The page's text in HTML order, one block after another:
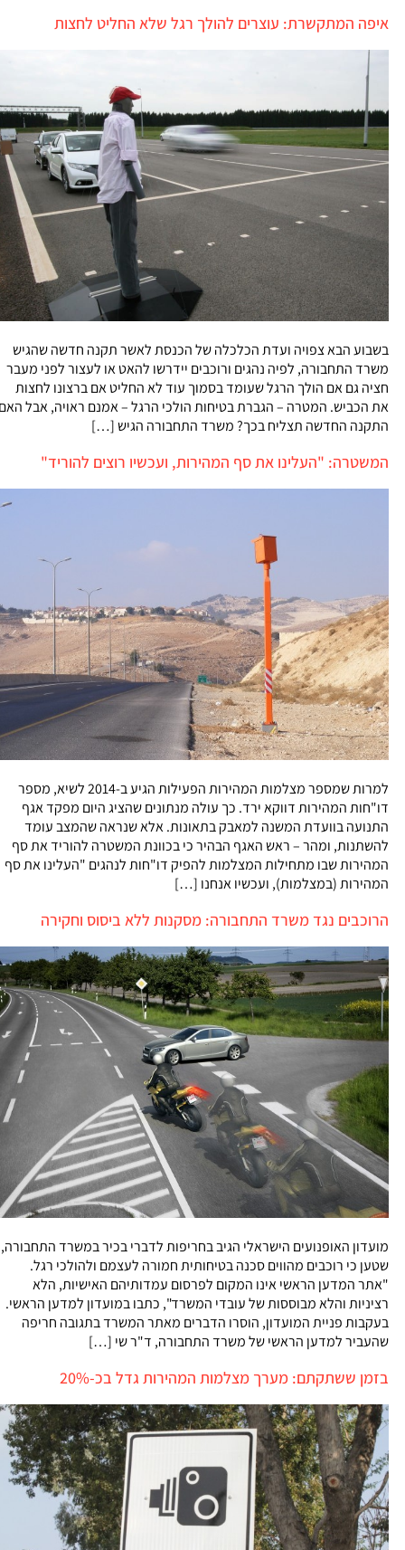
איפה המתקשרת: עוצרים להולך רגל שלא החליט לחצות
בשבוע הבא צפויה ועדת הכלכלה של הכנסת לאשר תקנה חדשה שהגיש
משרד התחבורה, לפיה נהגים ורוכבים יידרשו להאט או לעצור לפני מעבר
חציה גם אם הולך הרגל שעומד בסמוך עוד לא החליט אם ברצונו לחצות
את הכביש. המטרה – הגברת בטיחות הולכי הרגל – אמנם ראויה, אבל האם
התקנה החדשה תצליח בכך? משרד התחבורה הגיש […]
המשטרה: "העלינו את סף המהירות, ועכשיו רוצים להוריד"
למרות שמספר מצלמות המהירות הפעילות הגיע ב-2014 לשיא, מספר
דו"חות המהירות דווקא ירד. כך עולה מנתונים שהציג היום מפקד אגף
התנועה בוועדת המשנה למאבק בתאונות. אלא שנראה שהמצב עומד
להשתנות, ומהר – ראש האגף הבהיר כי בכוונת המשטרה להוריד את סף
המהירות שבו מתחילות המצלמות להפיק דו"חות לנהגים "העלינו את סף
המהירות (במצלמות), ועכשיו אנחנו […]
הרוכבים נגד משרד התחבורה: מסקנות ללא ביסוס וחקירה
מועדון האופנועים הישראלי הגיב בחריפות לדברי בכיר במשרד התחבורה,
שטען כי רוכבים מהווים סכנה בטיחותית חמורה לעצמם ולהולכי רגל.
"אתר המדען הראשי אינו המקום לפרסום עמדותיהם האישיות, הלא
רציניות והלא מבוססות של עובדי המשרד", כתבו במועדון למדען הראשי.
בעקבות פניית המועדון, הוסרו הדברים מאתר המשרד בתגובה חריפה
שהעביר למדען הראשי של משרד התחבורה, ד"ר שי […]
בזמן ששתקתם: מערך מצלמות המהירות גדל בכ-20%